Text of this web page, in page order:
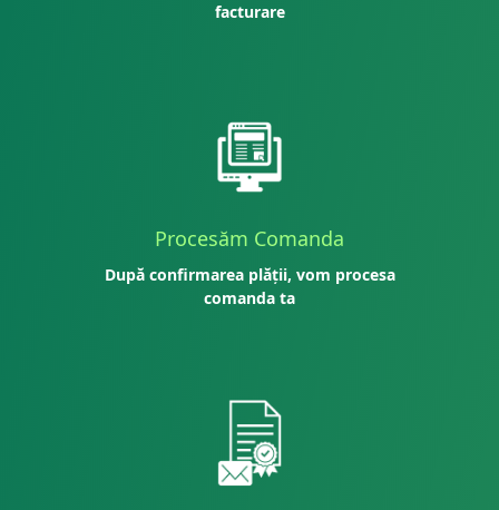
facturare
Procesăm Comanda
După confirmarea plății, vom procesa
comanda ta